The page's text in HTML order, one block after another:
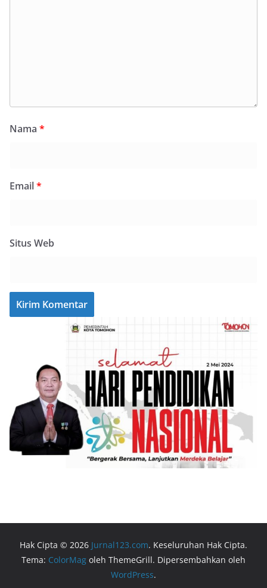
Nama *
Email*
Situs Web
Hak Cipta © 2026 Jurnal123.com. Keseluruhan Hak Cipta.
Tema: ColorMag oleh ThemeGrill. Dipersembahkan oleh
WordPress.